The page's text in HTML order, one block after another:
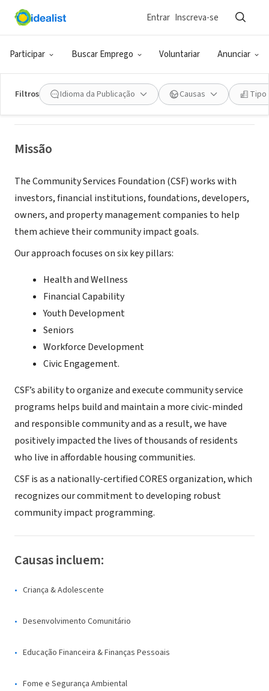
Participar Buscar Emprego Voluntariar Anunciar
Entrar Inscreva-se
Filtros Idioma da Publicação Causas Tipo
ONG (SETOR SOCIAL)
Community Services Foundation
Missão
The Community Services Foundation (CSF) works with
investors, financial institutions, foundations, developers,
owners, and property management companies to help
them achieve their community impact goals.
Our approach focuses on six key pillars:
Health and Wellness
Financial Capability
Youth Development
Seniors
Workforce Development
Civic Engagement.
CSF’s ability to organize and execute community service
programs helps build and maintain a more civic-minded
and responsible community and as a result, we have
positively impacted the lives of thousands of residents
who live in affordable housing communities.
​​CSF is as a nationally-certified CORES organization, which
recognizes our commitment to developing robust
community impact programming.
Causas incluem:
Criança & Adolescente
Desenvolvimento Comunitário
Educação Financeira & Finanças Pessoais
Fome e Segurança Ambiental